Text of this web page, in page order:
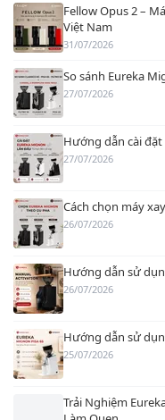
Fellow Opus 2 –
Việt Nam
31/07/2026
So sánh Eureka
27/07/2026
Hướng dẫn cài
27/07/2026
Cách chọn máy
26/07/2026
Hướng dẫn sử
26/07/2026
Hướng dẫn sử
25/07/2026
Trải Nghiệm